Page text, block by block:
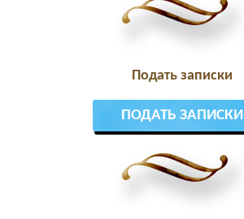
Подать записки
ПОДАТЬ ЗАПИСКИ